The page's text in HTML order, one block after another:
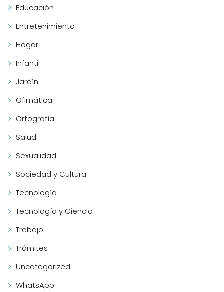
Educación
Entretenimiento
Hogar
Infantil
Jardín
Ofimática
Ortografía
Salud
Sexualidad
Sociedad y Cultura
Tecnología
Tecnología y Ciencia
Trabajo
Trámites
Uncategorized
WhatsApp